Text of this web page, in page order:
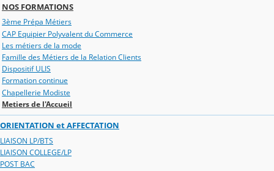
NOS FORMATIONS
3ème Prépa Métiers
CAP Equipier Polyvalent du Commerce
Les métiers de la mode
Famille des Métiers de la Relation Clients
Dispositif ULIS
Formation continue
Chapellerie Modiste
Metiers de l'Accueil
ORIENTATION et AFFECTATION
LIAISON LP/BTS
LIAISON COLLEGE/LP
POST BAC